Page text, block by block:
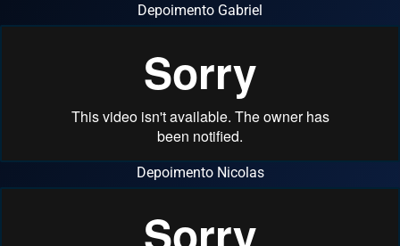
Depoimento Gabriel
Depoimento Nicolas